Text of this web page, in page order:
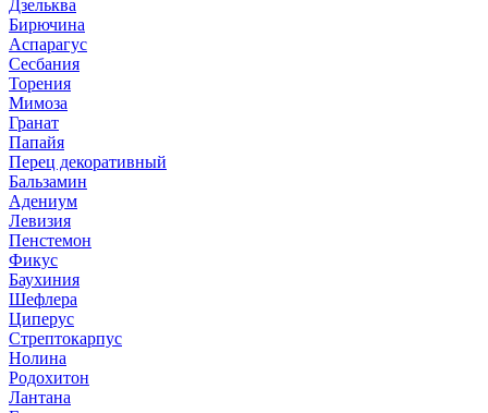
Дзельква
Бирючина
Аспарагус
Сесбания
Торения
Мимоза
Гранат
Папайя
Перец декоративный
Бальзамин
Адениум
Левизия
Пенстемон
Фикус
Баухиния
Шефлера
Циперус
Стрептокарпус
Нолина
Родохитон
Лантана